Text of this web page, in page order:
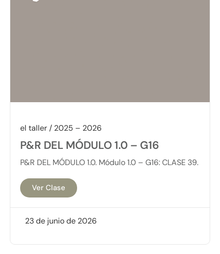
el taller / 2025 – 2026
P&R DEL MÓDULO 1.0 – G16
P&R DEL MÓDULO 1.0. Módulo 1.0 – G16: CLASE 39.
Ver Clase
23 de junio de 2026